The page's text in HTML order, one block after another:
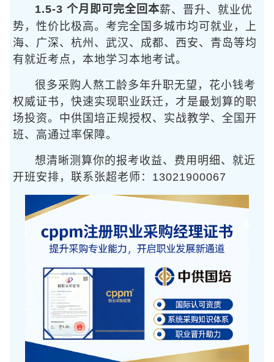
1.5-3 个月即可完全回本薪、晋升、就业优
势，性价比极高。考完全国多城市均可就业，上
海、广深、杭州、武汉、成都、西安、青岛等均
有就近考点，本地学习本地考试。
很多采购人熬工龄多年升职无望，花小钱考
权威证书，快速实现职业跃迁，才是最划算的职
场投资。中供国培正规授权、实战教学、全国开
班、高通过率保障。
想清晰测算你的报考收益、费用明细、就近
开班安排，联系张超老师：13021900067